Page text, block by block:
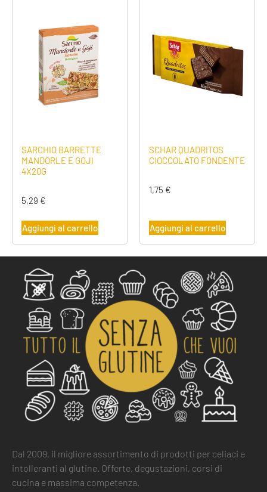
SARCHIO BARRETTE
MANDORLE E GOJI
4X20G
5,29 €
Aggiungi al carrello
SCHAR QUADRITOS
CIOCCOLATO FONDENTE
1,75 €
Aggiungi al carrello
Dal 2009, il migliore assortimento di prodotti per celiaci e
intolleranti al glutine. Offerte, degustazioni, corsi di
cucina e massima competenza.